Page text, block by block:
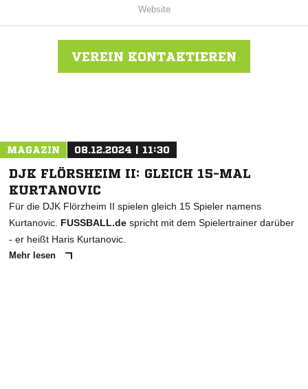
Website
VEREIN KONTAKTIEREN
MAGAZIN 08.12.2024 | 11:30
DJK FLÖRSHEIM II: GLEICH 15-MAL
KURTANOVIC
Für die DJK Flörzheim II spielen gleich 15 Spieler namens
Kurtanovic. FUSSBALL.de spricht mit dem Spielertrainer darüber
- er heißt Haris Kurtanovic.
Mehr lesen